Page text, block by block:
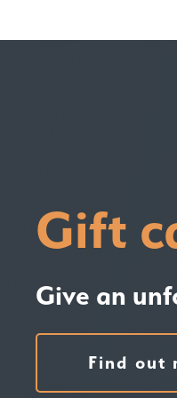
Gift
Give an
Find out